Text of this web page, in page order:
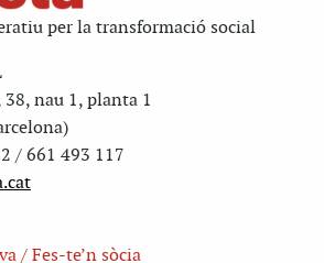
per la transformació social
38, nau 1, planta 1
/ 661 493 117
/ Fes-te’n sòcia